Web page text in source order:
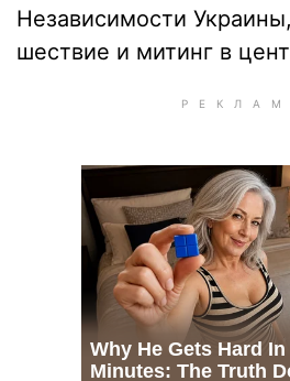
Независимости
шествие и митинг в